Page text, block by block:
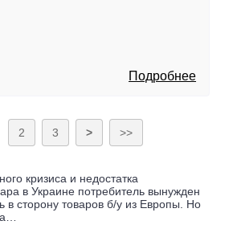
Подробнее
2 3 > >>
кризиса и недостатка
в Украине потребитель вынужден
в сторону товаров б/у из Европы. Но